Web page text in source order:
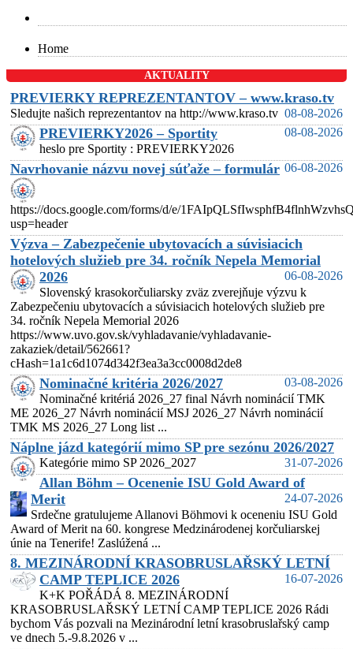
Home
AKTUALITY
PREVIERKY REPREZENTANTOV – www.kraso.tv
08-08-2026
Sledujte našich reprezentantov na http://www.kraso.tv
PREVIERKY2026 – Sportity
08-08-2026
heslo pre Sportity : PREVIERKY2026
Navrhovanie názvu novej súťaže – formulár 06-08-2026
https://docs.google.com/forms/d/e/
usp=header
Výzva – Zabezpečenie ubytovacích a súvisiacich
hotelových služieb pre 34. ročník Nepela Memorial
2026
06-08-2026
Slovenský krasokorčuliarsky zväz zverejňuje výzvu k
Zabezpečeniu ubytovacích a súvisiacich hotelových služieb pre
34. ročník Nepela Memorial 2026
https://www.uvo.gov.sk/vyhladavanie/vyhladavanie-
zakaziek/detail/562661?
cHash=1a1c6d1074d342f3ea3a3cc0008d2de8
Nominačné kritéria 2026/2027
03-08-2026
Nominačné kritériá 2026_27 final Návrh nominácií TMK
ME 2026_27 Návrh nominácií MSJ 2026_27 Návrh nominácií
TMK MS 2026_27 Long list ...
Náplne jázd kategórií mimo SP pre sezónu 2026/2027
31-07-2026
Kategórie mimo SP 2026_2027
Allan Böhm – Ocenenie ISU Gold Award of
Merit
24-07-2026
Srdečne gratulujeme Allanovi Böhmovi k oceneniu ISU Gold
Award of Merit na 60. kongrese Medzinárodenej korčuliarskej
únie na Tenerife! Zaslúžená ...
8. MEZINÁRODNÍ KRASOBRUSLAŘSKÝ LETNÍ
CAMP TEPLICE 2026
16-07-2026
K+K POŘÁDÁ 8. MEZINÁRODNÍ
KRASOBRUSLAŘSKÝ LETNÍ CAMP TEPLICE 2026 Rádi
bychom Vás pozvali na Mezinárodní letní krasobruslařský camp
ve dnech 5.-9.8.2026 v ...